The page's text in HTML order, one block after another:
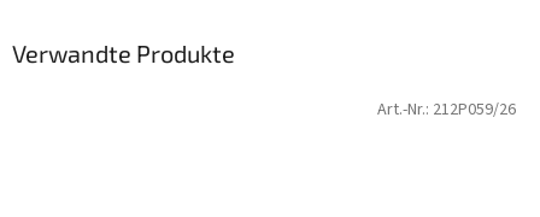
Verwandte Produkte
Art.-Nr.: 212P059/26